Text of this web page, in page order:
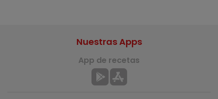
Nuestras Apps
App de recetas